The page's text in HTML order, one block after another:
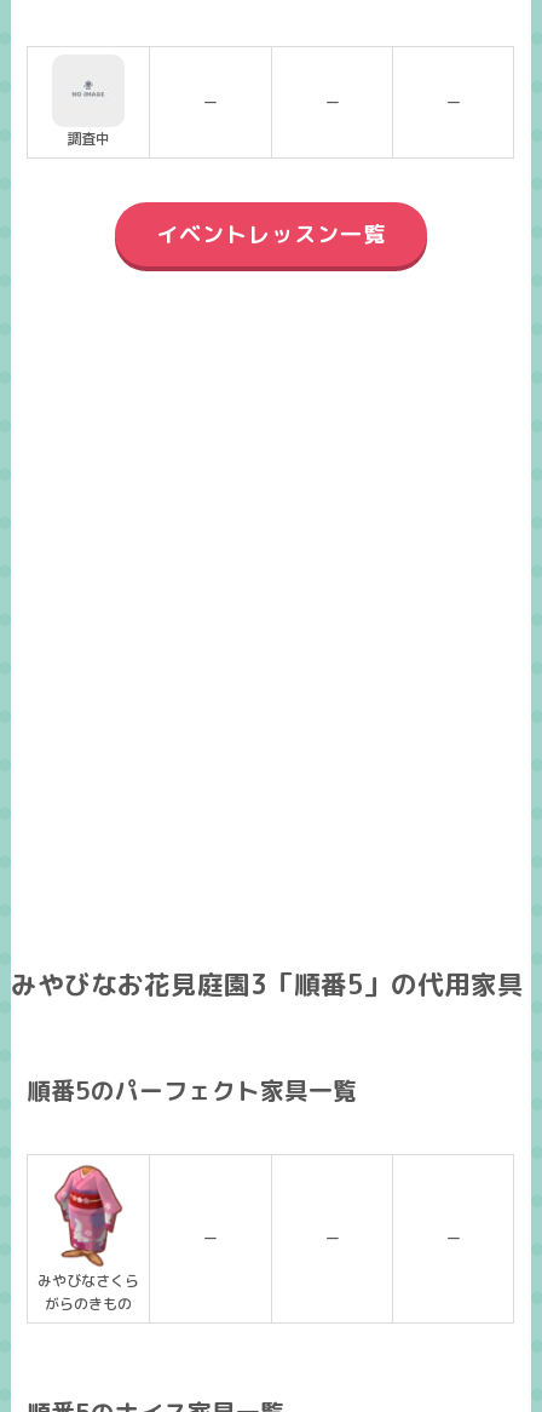
調査中
ー ー ー
イベントレッスン一覧
みやびなお花見庭園3「順番5」の代用家具
順番5のパーフェクト家具一覧
みやびなさくら
がらのきもの
ー ー ー